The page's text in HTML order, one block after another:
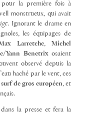
pour la première fois à
monstrueux, qui avait
. Ignorant le drame en
les équipages de
Larretche, Michel
Yann Benetrixosaient
observé depuis la
haché par le vent, ces
de gros européen, et
dans la presse et fera la